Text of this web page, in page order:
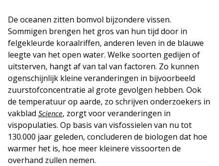
De oceanen zitten bomvol bijzondere vissen.
Sommigen brengen het gros van hun tijd door in
felgekleurde koraalriffen, anderen leven in de blauwe
leegte van het open water. Welke soorten gedijen of
uitsterven, hangt af van tal van factoren. Zo kunnen
ogenschijnlijk kleine veranderingen in bijvoorbeeld
zuurstofconcentratie al grote gevolgen hebben. Ook
de temperatuur op aarde, zo schrijven onderzoekers in
vakblad Science, zorgt voor veranderingen in
vispopulaties. Op basis van visfossielen van nu tot
130.000 jaar geleden, concluderen de biologen dat hoe
warmer het is, hoe meer kleinere vissoorten de
overhand zullen nemen.